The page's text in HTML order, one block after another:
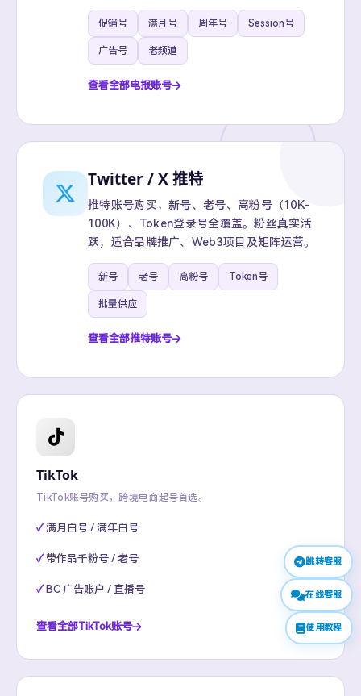
促销号 满月号 周年号 Session号
广告号 老频道
查看全部电报账号
Twitter / X 推特
推特账号购买，新号、老号、高粉号（10K-
100K）、Token登录号全覆盖。粉丝真实活
跃，适合品牌推广、Web3项目及矩阵运营。
新号 老号 高粉号 Token号
批量供应
查看全部推特账号
TikTok
TikTok账号购买，跨境电商起号首选。
满月白号 / 满年白号
带作品千粉号 / 老号
BC 广告账户 / 直播号
查看全部TikTok账号
跳转客服
在线客服
使用教程